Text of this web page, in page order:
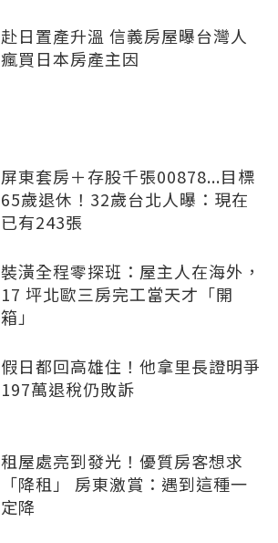
赴日置產升溫 信義房屋曝台灣人
瘋買日本房產主因
屏東套房＋存股千張00878...目標
65歲退休！32歲台北人曝：現在
已有243張
裝潢全程零探班：屋主人在海外，
17 坪北歐三房完工當天才「開
箱」
假日都回高雄住！他拿里長證明爭
197萬退稅仍敗訴
租屋處亮到發光！優質房客想求
「降租」 房東激賞：遇到這種一
定降